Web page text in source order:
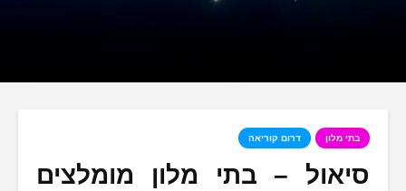
בתי מלון דרום קוריאה
סיאול – בתי מלון מומלצים